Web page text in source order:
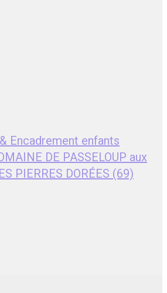
Encadrement enfants
DE PASSELOUP aux
PIERRES DORÉES (69)